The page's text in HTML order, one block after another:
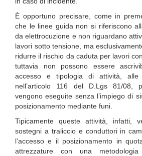
È opportuno precisare, come in
che le linee guida non si riferiscono
da elettrocuzione e non riguardano
lavori sotto tensione, ma
ridurre il rischio da caduta per lavori
tuttavia non possono essere
accesso e tipologia di attività, alle
nell’articolo 116 del D.Lgs 81/08,
vengono eseguite senza l’impiego di
posizionamento mediante funi.
Tipicamente queste attività, infatti,
sostegni a traliccio e conduttori in
l’accesso e il posizionamento in
attrezzature con una